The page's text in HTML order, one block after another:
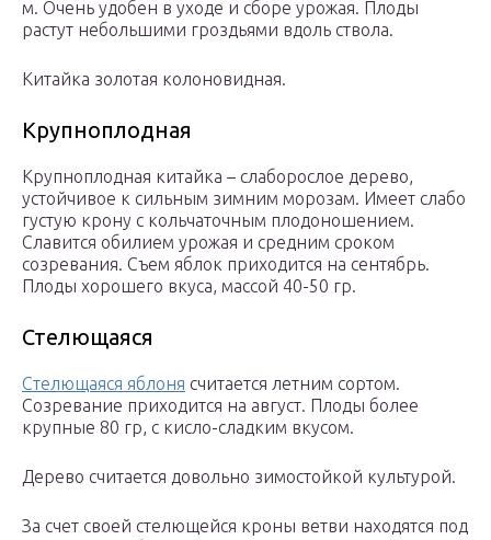
м. Очень удобен в уходе и сборе урожая. Плоды
растут небольшими гроздьями вдоль ствола.
Китайка золотая колоновидная.
Крупноплодная
Крупноплодная китайка – слаборослое дерево,
устойчивое к сильным зимним морозам. Имеет слабо
густую крону с кольчаточным плодоношением.
Славится обилием урожая и средним сроком
созревания. Съем яблок приходится на сентябрь.
Плоды хорошего вкуса, массой 40-50 гр.
Стелющаяся
Стелющаяся яблоня считается летним сортом.
Созревание приходится на август. Плоды более
крупные 80 гр, с кисло-сладким вкусом.
Дерево считается довольно зимостойкой культурой.
За счет своей стелющейся кроны ветви находятся под